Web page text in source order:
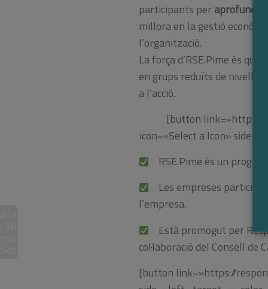
participants peraprofundir
millora en la gestió
l’organització.
La força d’RSE.Pime és
en grups reduïts de nivell
a l’acció.
[button link=»https://
icon=»Select a Icon»
RSE.Pime és un
Les empreses
l’empresa.
Està promogut per
col·laboració del Consell de
[button link=»https://